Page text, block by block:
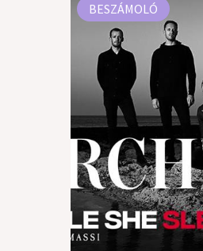
BESZÁMOLÓ